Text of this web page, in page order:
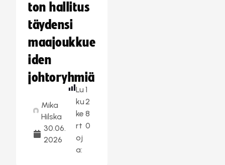
ton hallitus
täydensi
maajoukkue
iden
johtoryhmiä
Mika
Hilska
30.06.
2026
Lu
ku
ke
rt
oj
a:
1
2
8
0